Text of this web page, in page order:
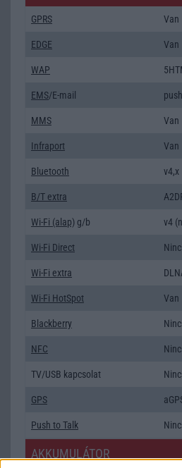
GPRS Van
EDGE Van
WAP
EMS/E-mail
MMS Van
Infraport Van
Bluetooth v4,x
B/T extra
Wi-Fi (alap) g/b v4
Wi-Fi Direct
Wi-Fi extra
Wi-Fi HotSpot Van
Blackberry
NFC
TV/USB kapcsolat
GPS
Push to Talk
AKKUMULÁTOR